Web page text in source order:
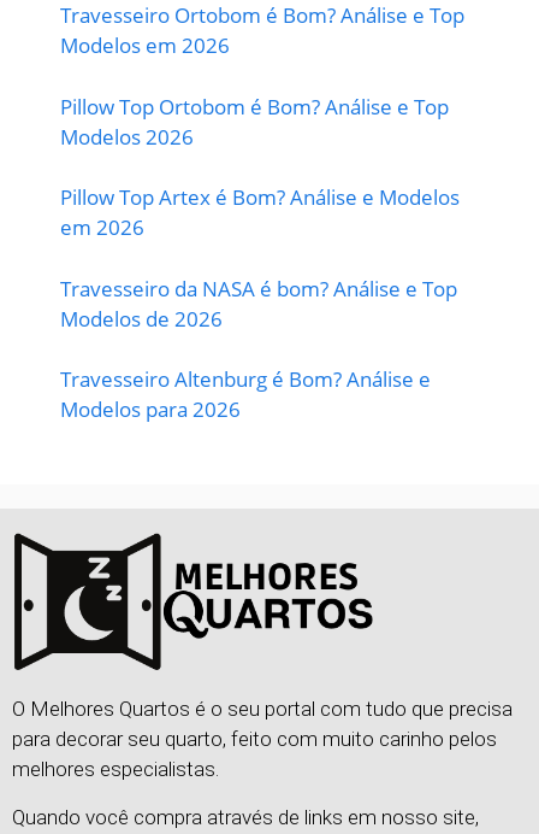
Travesseiro Ortobom é Bom? Análise e Top
Modelos em 2026
Pillow Top Ortobom é Bom? Análise e Top
Modelos 2026
Pillow Top Artex é Bom? Análise e Modelos
em 2026
Travesseiro da NASA é bom? Análise e Top
Modelos de 2026
Travesseiro Altenburg é Bom? Análise e
Modelos para 2026
O Melhores Quartos é o seu portal com tudo que precisa
para decorar seu quarto, feito com muito carinho pelos
melhores especialistas.
Quando você compra através de links em nosso site,